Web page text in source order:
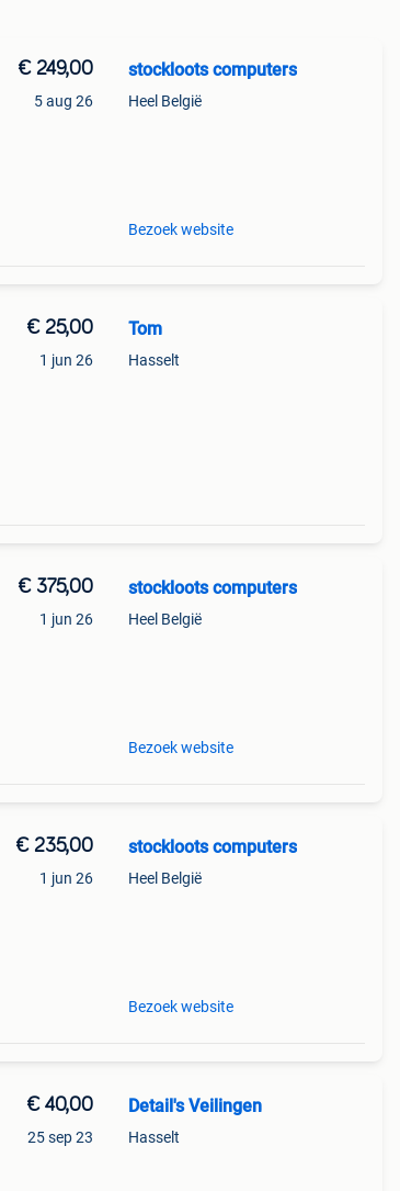
€ 249,00
5 aug 26
stockloots computers
Heel België
Bezoek website
€ 25,00
1 jun 26
Tom
Hasselt
€ 375,00
1 jun 26
stockloots computers
Heel België
Bezoek website
€ 235,00
1 jun 26
stockloots computers
Heel België
Bezoek website
€ 40,00
25 sep 23
Detail's Veilingen
Hasselt